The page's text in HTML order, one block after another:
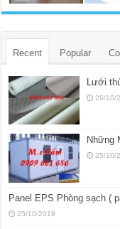
Recent Popular
Lưới
26/10/
Những
25/10/
Panel EPS Phòng sạch (
25/10/2019